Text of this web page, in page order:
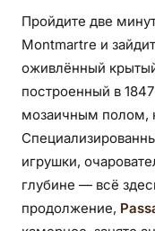
Пройдите две
Montmartre и
оживлённый
построенный в
мозаичным полом,
игрушки,
глубине — всё
продолжение,